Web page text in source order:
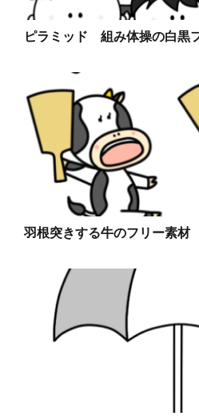
ピラミッド 組み体操の白
羽根突きする牛のフリー素